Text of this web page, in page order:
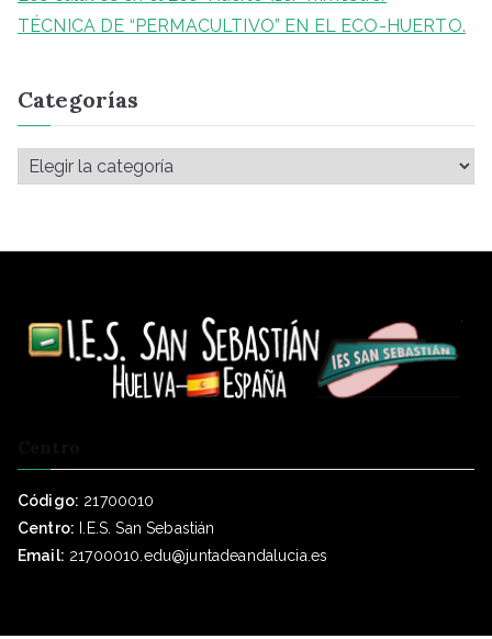
TÉCNICA DE “PERMACULTIVO” EN EL ECO-HUERTO.
Categorías
Código: 21700010
Centro: I.E.S. San Sebastián
Email: 21700010.edu@juntadeandalucia.es